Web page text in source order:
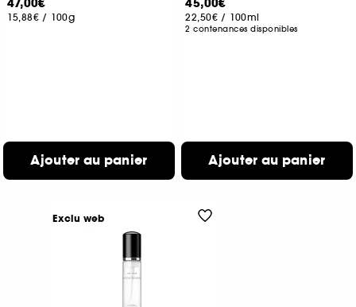
47,00€
15,88€ / 100g
Ajouter au panier
45,00€
22,50€ / 100ml
2 contenances disponibles
Ajouter au panier
Exclu web